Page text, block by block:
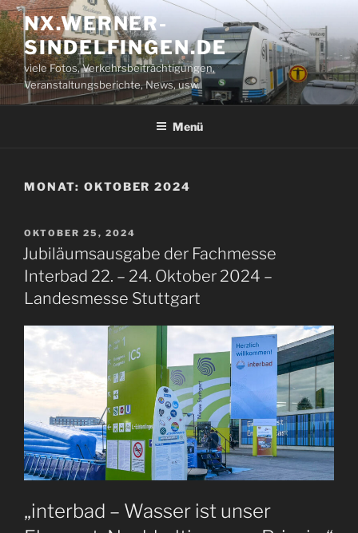
Zum
Inhalt
springen
NX.WERNER-
SINDELFINGEN.DE
viele Fotos, Verkehrsbeiträchtigungen,
Veranstaltungsberichte, News, usw.
Menü
MONAT: OKTOBER 2024
VERÖFFENTLICHT
AM
OKTOBER 25, 2024
Jubiläumsausgabe der Fachmesse
Interbad 22. – 24. Oktober 2024 –
Landesmesse Stuttgart
„interbad – Wasser ist unser